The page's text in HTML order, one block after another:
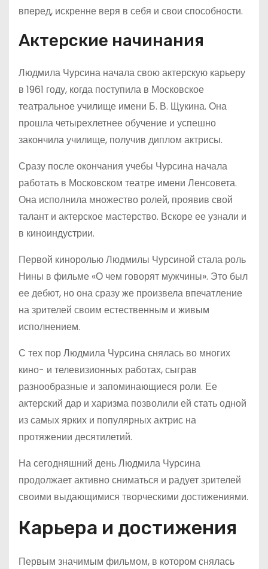
вперед, искренне веря в себя и свои способности.
Актерские начинания
Людмила Чурсина начала свою актерскую карьеру
в 1961 году, когда поступила в Московское
театральное училище имени Б. В. Щукина. Она
прошла четырехлетнее обучение и успешно
закончила училище, получив диплом актрисы.
Сразу после окончания учебы Чурсина начала
работать в Московском театре имени Ленсовета.
Она исполнила множество ролей, проявив свой
талант и актерское мастерство. Вскоре ее узнали и
в киноиндустрии.
Первой киноролью Людмилы Чурсиной стала роль
Нины в фильме «О чем говорят мужчины». Это был
ее дебют, но она сразу же произвела впечатление
на зрителей своим естественным и живым
исполнением.
С тех пор Людмила Чурсина снялась во многих
кино- и телевизионных работах, сыграв
разнообразные и запоминающиеся роли. Ее
актерский дар и харизма позволили ей стать одной
из самых ярких и популярных актрис на
протяжении десятилетий.
На сегодняшний день Людмила Чурсина
продолжает активно сниматься и радует зрителей
своими выдающимися творческими достижениями.
Карьера и достижения
Первым значимым фильмом, в котором снялась